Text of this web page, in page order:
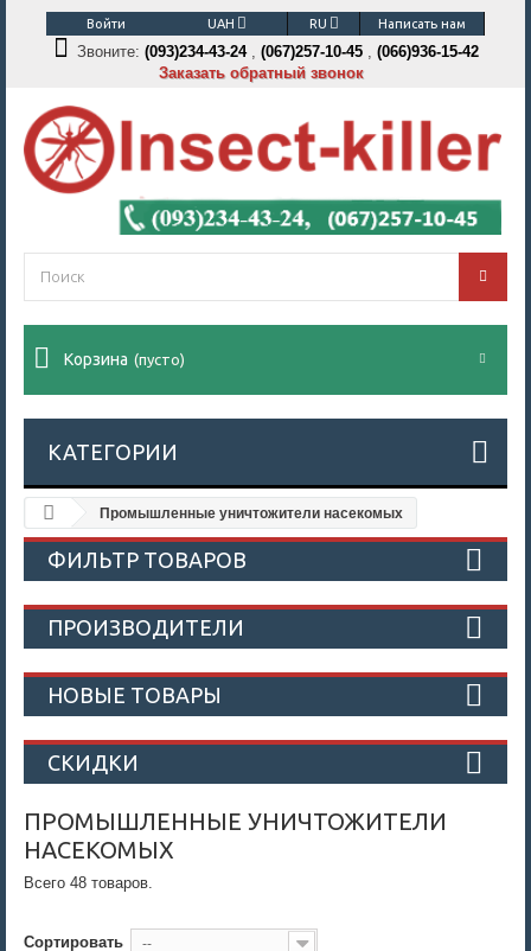
Войти UAH RU Написать нам
Звоните: (093)234-43-24, (067)257-10-45 , (066)936-15-42
Заказать обратный звонок
Корзина (пусто)
КАТЕГОРИИ
Промышленные уничтожители насекомых
ФИЛЬТР ТОВАРОВ
ПРОИЗВОДИТЕЛИ
НОВЫЕ ТОВАРЫ
СКИДКИ
ПРОМЫШЛЕННЫЕ УНИЧТОЖИТЕЛИ
НАСЕКОМЫХ
Всего 48 товаров.
Сортировать --